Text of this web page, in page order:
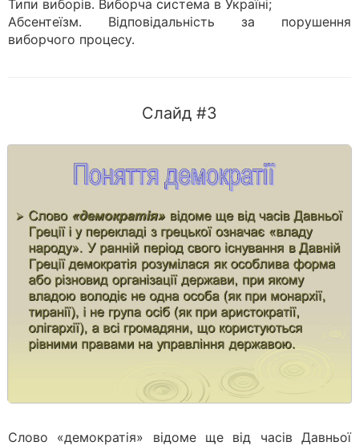
Типи виборів. Виборча система в Україні;
Абсентеїзм. Відповідальність за порушення
виборчого процесу.
Слайд #3
Слово «демократія» відоме ще від часів Давньої